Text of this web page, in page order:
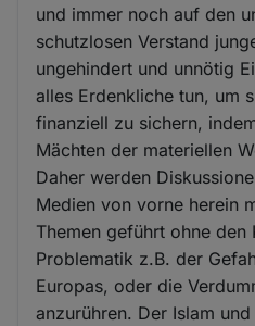
und immer noch auf den
schutzlosen Verstand
ungehindert und unnötig
alles Erdenkliche tun, um
finanziell zu sichern,
Mächten der materiellen
Daher werden
Medien von vorne herein
Themen geführt ohne
Problematik z.B. der
Europas, oder die
anzurühren. Der Islam